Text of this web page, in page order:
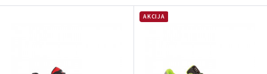
AKCIJA